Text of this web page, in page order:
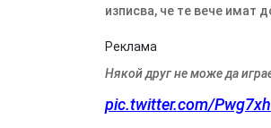
изписва, че те вече имат
Реклама
Някой друг не може да
pic.twitter.com/